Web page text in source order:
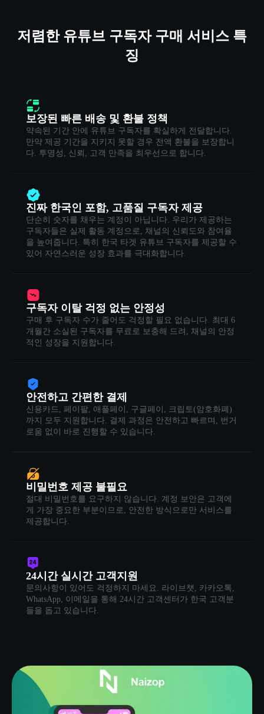
저렴한 유튜브 구독자 구매 서비스 특
징
보장된 빠른 배송 및 환불 정책
약속된 기간 안에 유튜브 구독자를 확실하게 전달합니다.
만약 제공 기간을 지키지 못할 경우 전액 환불을 보장합니
다. 투명성, 신뢰, 고객 만족을 최우선으로 합니다.
진짜 한국인 포함, 고품질 구독자 제공
단순히 숫자를 채우는 계정이 아닙니다. 우리가 제공하는
구독자들은 실제 활동 계정으로, 채널의 신뢰도와 참여율
을 높여줍니다. 특히 한국 타겟 유튜브 구독자를 제공할 수
있어 자연스러운 성장 효과를 극대화합니다.
구독자 이탈 걱정 없는 안정성
구매 후 구독자 수가 줄어도 걱정할 필요 없습니다. 최대 6
개월간 소실된 구독자를 무료로 보충해 드려, 채널의 안정
적인 성장을 지원합니다.
안전하고 간편한 결제
신용카드, 페이팔, 애플페이, 구글페이, 크립토(암호화폐)
까지 모두 지원합니다. 결제 과정은 안전하고 빠르며, 번거
로움 없이 바로 진행할 수 있습니다.
비밀번호 제공 불필요
절대 비밀번호를 요구하지 않습니다. 계정 보안은 고객에
게 가장 중요한 부분이므로, 안전한 방식으로만 서비스를
제공합니다.
24시간 실시간 고객지원
문의사항이 있어도 걱정하지 마세요. 라이브챗, 카카오톡,
WhatsApp, 이메일을 통해 24시간 고객센터가 한국 고객분
들을 돕고 있습니다.